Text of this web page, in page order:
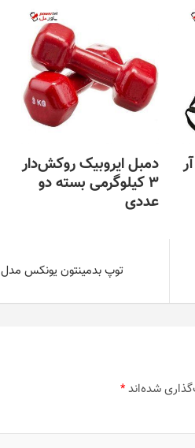
دمبل ایروبیک روکش‌دار
3 کیلوگرمی بسته دو
عددی
توپ بدمینتون یونکس مدل Mavis 350 بسته 6 عددی
شده‌اند*